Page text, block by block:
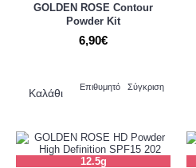
GOLDEN ROSE Contour
Powder Kit
6,90€
Καλάθι Επιθυμητό Σύγκριση
12.5g